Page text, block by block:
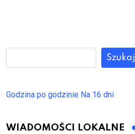
Szukaj
Godzina po godzinie Na 16 dni
WIADOMOŚCI LOKALNE